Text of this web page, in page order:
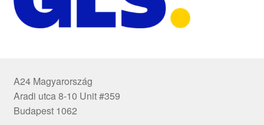
A24 Magyarország
Aradi utca 8-10 Unit #359
Budapest 1062